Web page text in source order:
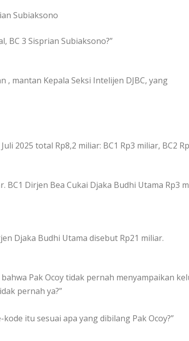
Subiaksono
BC 3 Sisprian Subiaksono?”
mantan Kepala Seksi Intelijen DJBC, yang
2025 total Rp8,2 miliar: BC1 Rp3 miliar, BC2
BC1 Dirjen Bea Cukai Djaka Budhi Utama Rp3
Djaka Budhi Utama disebut Rp21 miliar.
Pak Ocoy tidak pernah menyampaikan
pernah ya?”
itu sesuai apa yang dibilang Pak Ocoy?”